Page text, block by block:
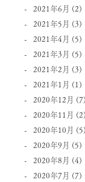
2021年6月 (2)
2021年5月 (3)
2021年4月 (5)
2021年3月 (5)
2021年2月 (3)
2021年1月 (1)
2020年12月 (7)
2020年11月 (2)
2020年10月 (5)
2020年9月 (5)
2020年8月 (4)
2020年7月 (7)